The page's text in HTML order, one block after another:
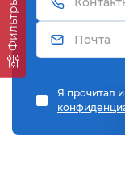
Фильтры
Я прочитал